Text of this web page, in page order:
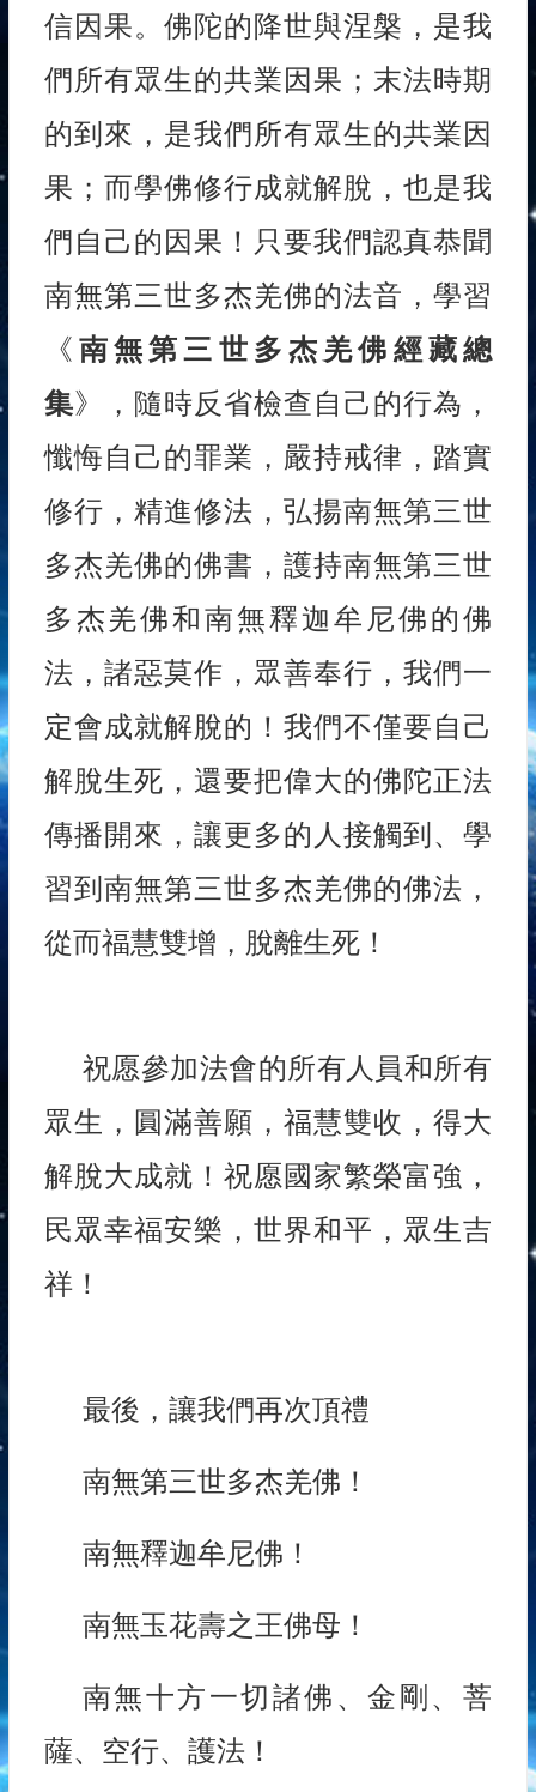
信因果。佛陀的降世與涅槃，是我
們所有眾生的共業因果；末法時期
的到來，是我們所有眾生的共業因
果；而學佛修行成就解脫，也是我
們自己的因果！只要我們認真恭聞
南無第三世多杰羌佛的法音，學習
《 南無第三世多杰羌佛經藏總
集》，隨時反省檢查自己的行為，
懺悔自己的罪業，嚴持戒律，踏實
修行，精進修法，弘揚南無第三世
多杰羌佛的佛書，護持南無第三世
多杰羌佛和南無釋迦牟尼佛的佛
法，諸惡莫作，眾善奉行，我們一
定會成就解脫的！我們不僅要自己
解脫生死，還要把偉大的佛陀正法
傳播開來，讓更多的人接觸到、學
習到南無第三世多杰羌佛的佛法，
從而福慧雙增，脫離生死！
祝愿參加法會的所有人員和所有
眾生，圓滿善願，福慧雙收，得大
解脫大成就！祝愿國家繁榮富強，
民眾幸福安樂，世界和平，眾生吉
祥！
最後，讓我們再次頂禮
南無第三世多杰羌佛！
南無釋迦牟尼佛！
南無玉花壽之王佛母！
南無十方一切諸佛、金剛、菩
薩、空行、護法！